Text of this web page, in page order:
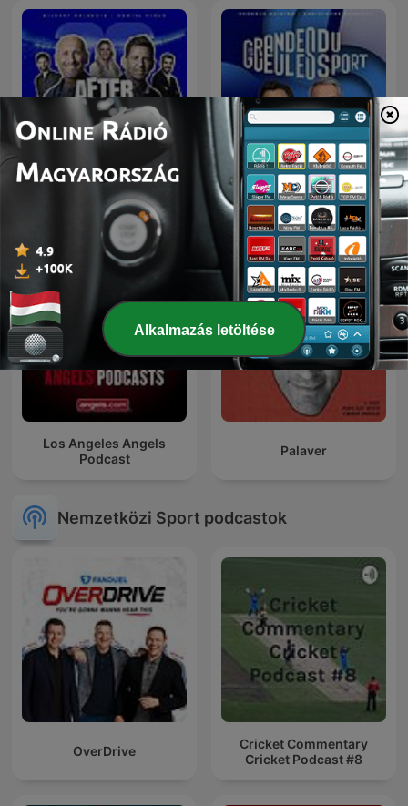
L'After Foot
Les Grandes Gueules du
Sport
Los Angeles Angels
Podcast
Palaver
Nemzetközi Sport podcastok
OverDrive
Cricket Commentary
Cricket Podcast #8
Alkalmazás letöltése